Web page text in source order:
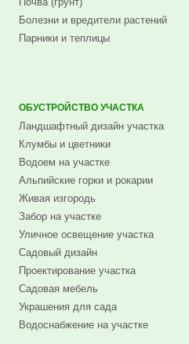
Болезни и вредители растений
Парники и теплицы
ОБУСТРОЙСТВО УЧАСТКА
Ландшафтный дизайн участка
Клумбы и цветники
Водоем на участке
Альпийские горки и рокарии
Живая изгородь
Забор на участке
Уличное освещение участка
Садовый дизайн
Проектирование участка
Садовая мебель
Украшения для сада
Водоснабжение на участке